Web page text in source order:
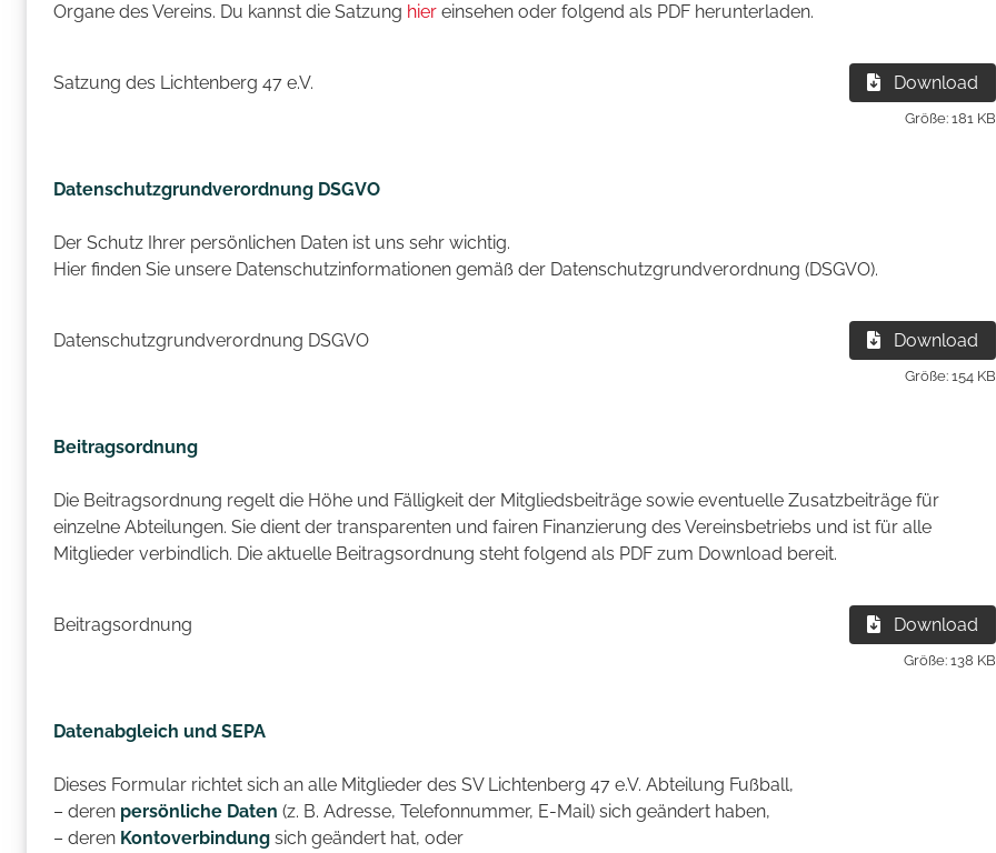
Organe des Vereins. Du kannst die Satzung hier einsehen oder folgend als PDF herunterladen.
Satzung des Lichtenberg 47 e.V. Download
Größe: 181 KB
Datenschutzgrundverordnung DSGVO
Der Schutz Ihrer persönlichen Daten ist uns sehr wichtig.
Hier finden Sie unsere Datenschutzinformationen gemäß der Datenschutzgrundverordnung (DSGVO).
Datenschutzgrundverordnung DSGVO Download
Größe: 154 KB
Beitragsordnung
Die Beitragsordnung regelt die Höhe und Fälligkeit der Mitgliedsbeiträge sowie eventuelle Zusatzbeiträge für
einzelne Abteilungen. Sie dient der transparenten und fairen Finanzierung des Vereinsbetriebs und ist für alle
Mitglieder verbindlich. Die aktuelle Beitragsordnung steht folgend als PDF zum Download bereit.
Beitragsordnung Download
Größe: 138 KB
Datenabgleich und SEPA
Dieses Formular richtet sich an alle Mitglieder des SV Lichtenberg 47 e.V. Abteilung Fußball,
– deren persönliche Daten (z. B. Adresse, Telefonnummer, E-Mail) sich geändert haben,
– deren Kontoverbindung sich geändert hat, oder